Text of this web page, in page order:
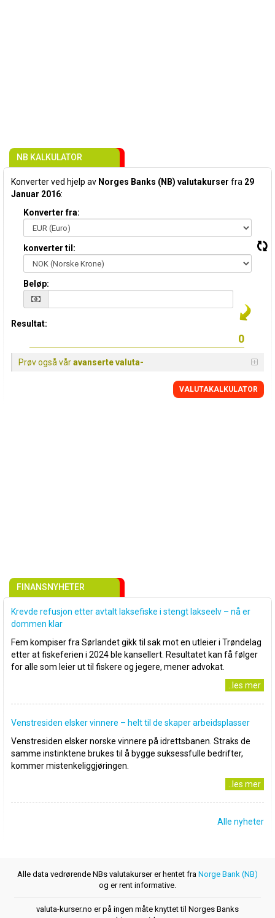
NB KALKULATOR
Konverter ved hjelp av Norges Banks (NB) valutakurser fra 29
Januar 2016:
Konverter fra:
konverter til:
Beløp:
Resultat:
Prøv også våravanserte valuta-
VALUTAKALKULATOR
FINANSNYHETER
Krevde refusjon etter avtalt laksefiske i stengt lakseelv – nå er
dommen klar
Fem kompiser fra Sørlandet gikk til sak mot en utleier i Trøndelag
etter at fiskeferien i 2024 ble kansellert. Resultatet kan få følger
for alle som leier ut til fiskere og jegere, mener advokat.
..les mer
Venstresiden elsker vinnere – helt til de skaper arbeidsplasser
Venstresiden elsker norske vinnere på idrettsbanen. Straks de
samme instinktene brukes til å bygge suksessfulle bedrifter,
kommer mistenkeliggjøringen.
..les mer
Alle nyheter
Alle data vedrørende NBs valutakurser er hentet fra Norge Bank (NB)
og er rent informative.
valuta-kurser.no er på ingen måte knyttet til Norges Banks